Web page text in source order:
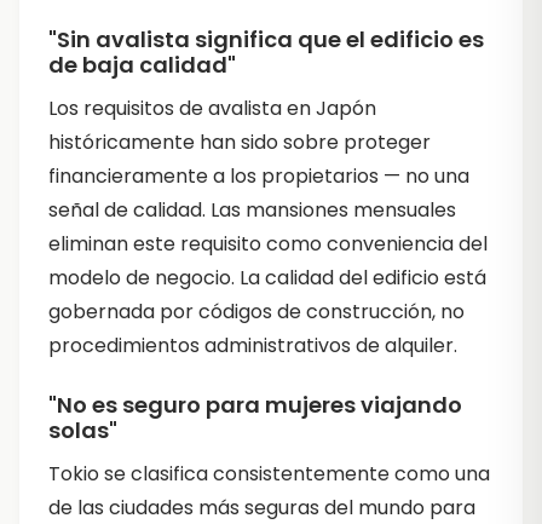
"Sin avalista significa que el edificio es
de baja calidad"
Los requisitos de avalista en Japón
históricamente han sido sobre proteger
financieramente a los propietarios — no una
señal de calidad. Las mansiones mensuales
eliminan este requisito como conveniencia del
modelo de negocio. La calidad del edificio está
gobernada por códigos de construcción, no
procedimientos administrativos de alquiler.
"No es seguro para mujeres viajando
solas"
Tokio se clasifica consistentemente como una
de las ciudades más seguras del mundo para